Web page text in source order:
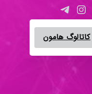
کاتالوگ هامون